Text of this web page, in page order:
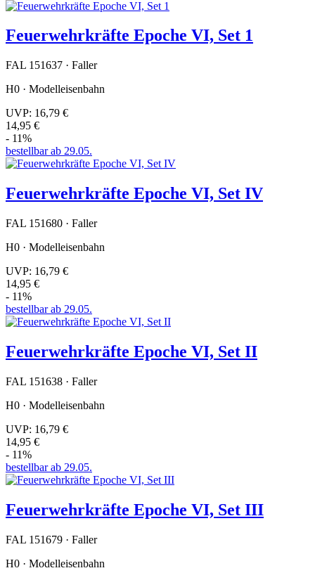
Feuerwehrkräfte Epoche VI, Set 1
FAL 151637 · Faller
H0 · Modelleisenbahn
UVP: 16,79 €
14,95 €
- 11%
bestellbar ab 29.05.
Feuerwehrkräfte Epoche VI, Set IV
FAL 151680 · Faller
H0 · Modelleisenbahn
UVP: 16,79 €
14,95 €
- 11%
bestellbar ab 29.05.
Feuerwehrkräfte Epoche VI, Set II
FAL 151638 · Faller
H0 · Modelleisenbahn
UVP: 16,79 €
14,95 €
- 11%
bestellbar ab 29.05.
Feuerwehrkräfte Epoche VI, Set III
FAL 151679 · Faller
H0 · Modelleisenbahn